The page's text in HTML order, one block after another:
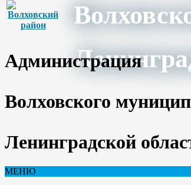
Администрация
Волховского
Ленинградской
МЕНЮ